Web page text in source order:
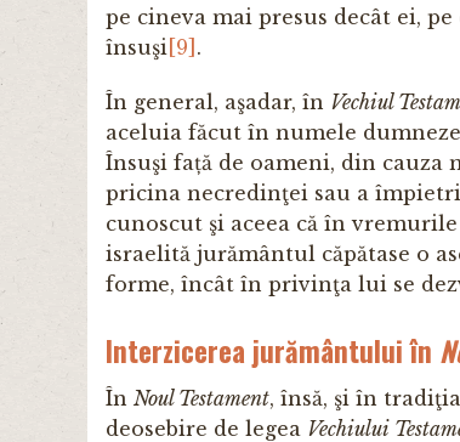
pe cineva mai presus decât ei,
însuşi [9] .
În general, aşadar, în Vechiul
aceluia făcut în numele
Însuşi față de oameni, din
pricina necredinţei sau a
cunoscut şi aceea că în
israelită jurământul căpătase o
forme, încât în privinţa lui se
Interzicerea jurământului în
În Noul Testament, însă, şi în
deosebire de legea Vechiului